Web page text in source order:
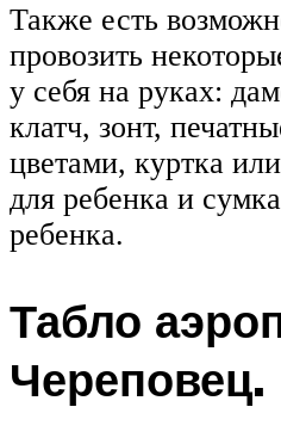
Также есть
провозить
у себя на руках:
клатч, зонт,
цветами, куртка
для ребенка и
ребенка.
Табло
Череповец.